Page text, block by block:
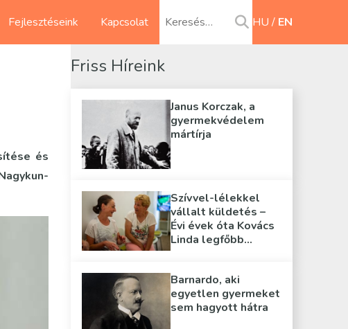
Fejlesztéseink Kapcsolat HU EN
és
Friss Híreink
Janus Korczak, a
gyermekvédelem
mártírja
Szívvel-lélekkel
vállalt küldetés –
Évi évek óta Kovács
Linda legfőbb
Barnardo, aki
egyetlen gyermeket
sem hagyott hátra